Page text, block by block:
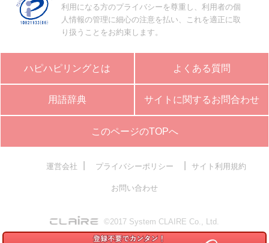
利用になる方のプライバシーを尊重し、利用者の個
人情報の管理に細心の注意を払い、これを適正に取
り扱うことをお約束します。
ハピハピリングとは よくある質問
用語辞典 サイトに関するお問合わせ
このページのTOPへ
運営会社 プライバシーポリシー サイト利用規約
お問い合わせ
©2017 System CLAIRE Co., Ltd.